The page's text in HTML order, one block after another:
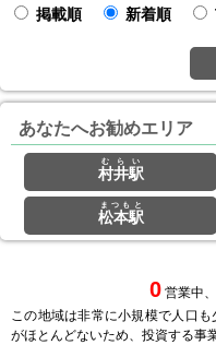
掲載順
新着順
あなたへお勧めエリア
村井駅
むらい
松本駅
まつもと
0 営業中、
この地域は非常に小規模で人口
がほとんどないため、投資する事